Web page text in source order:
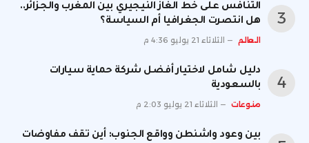
التنافس على خط الغاز النيجيري بين المغرب والجزائر..
هل انتصرت الجغرافيا أم السياسة؟
العالم الثلاثاء 21 يوليو 4:36 م
دليل شامل لاختيار أفضل شركة حماية سيارات
بالسعودية
منوعات الثلاثاء 21 يوليو 2:03 م
بين وعود واشنطن وواقع الجنوب: أين تقف مفاوضات